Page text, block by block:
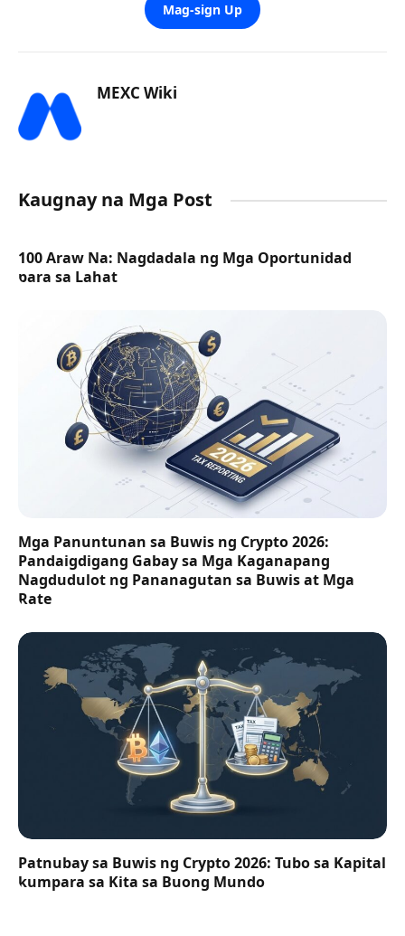
Mag-sign Up
MEXC Wiki
Kaugnay na Mga Post
100 Araw Na: Nagdadala ng Mga Oportunidad
para sa Lahat
Mga Panuntunan sa Buwis ng Crypto 2026:
Pandaigdigang Gabay sa Mga Kaganapang
Nagdudulot ng Pananagutan sa Buwis at Mga
Rate
Patnubay sa Buwis ng Crypto 2026: Tubo sa Kapital
kumpara sa Kita sa Buong Mundo